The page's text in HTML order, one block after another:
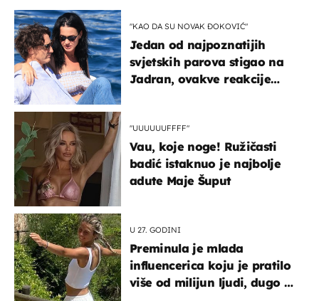
"KAO DA SU NOVAK ĐOKOVIĆ"
Jedan od najpoznatijih
svjetskih parova stigao na
Jadran, ovakve reakcije
"UUUUUUFFFF"
Vau, koje noge! Ružičasti
badić istaknuo je najbolje
adute Maje Šuput
U 27. GODINI
Preminula je mlada
influencerica koju je pratilo
više od milijun ljudi, dugo se